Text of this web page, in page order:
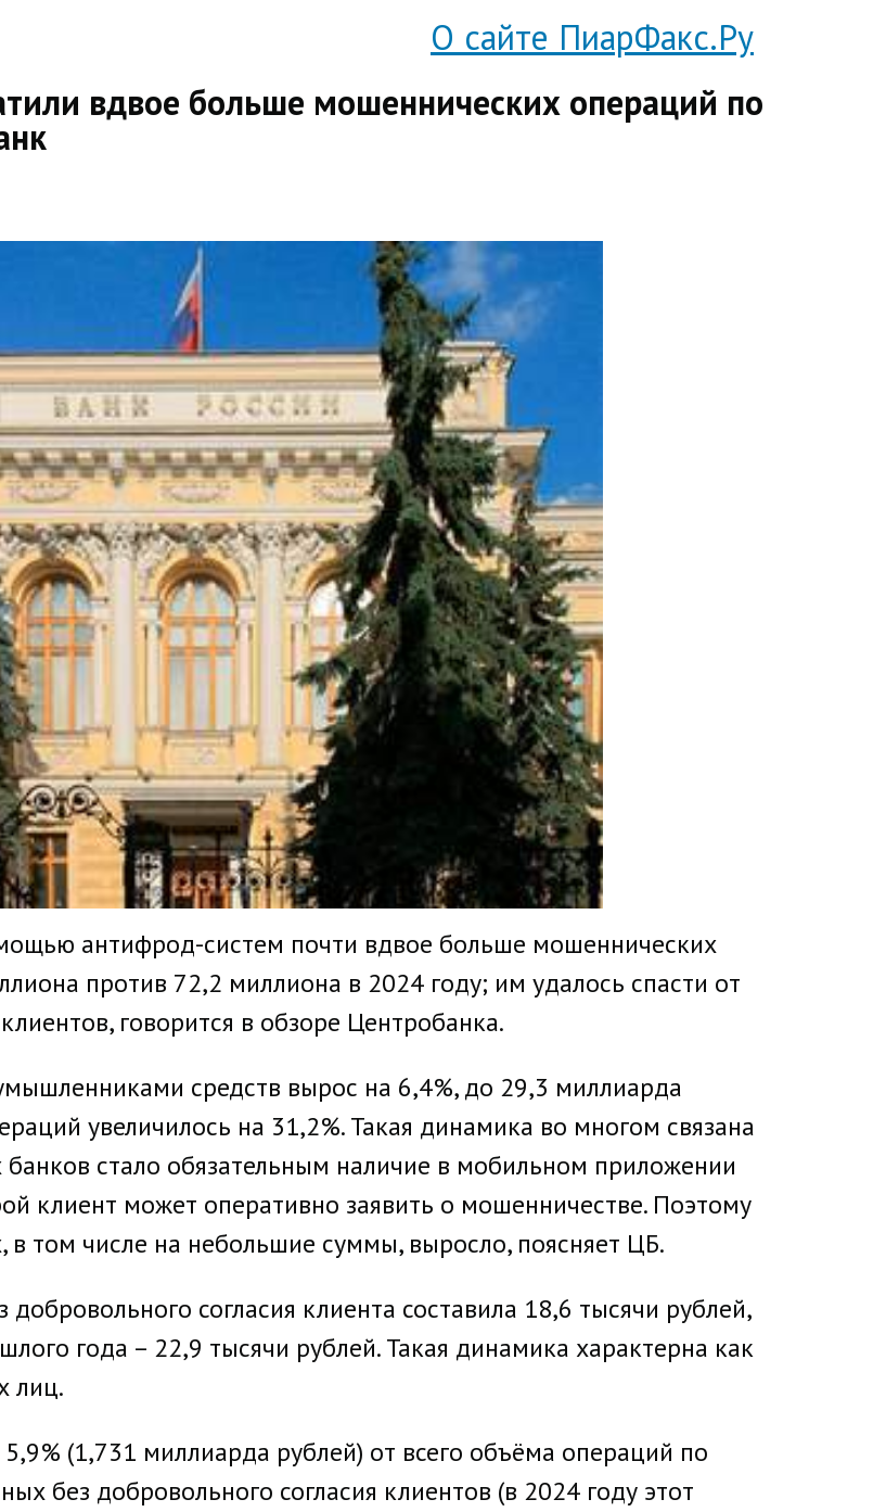
О сайте ПиарФакс.Ру
вдвое больше мошеннических операций по
антифрод-систем почти вдвое больше мошеннических
против 72,2 миллиона в 2024 году; им удалось спасти от
говорится в обзоре Центробанка.
средств вырос на 6,4%, до 29,3 миллиарда
увеличилось на 31,2%. Такая динамика во многом связана
стало обязательным наличие в мобильном приложении
клиент может оперативно заявить о мошенничестве. Поэтому
том числе на небольшие суммы, выросло, поясняет ЦБ.
согласия клиента составила 18,6 тысячи рублей,
года – 22,9 тысячи рублей. Такая динамика характерна как
лиц.
(1,731 миллиарда рублей) от всего объёма операций по
без добровольного согласия клиентов (в 2024 году этот